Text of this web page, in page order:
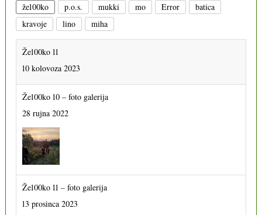
že100ko p.o.s. mukki mo Error
batica
kravoje
lino miha
Že100ko 11
10 kolovoza 2023
Že100ko 10 – foto galerija
28 rujna 2022
Že100ko 11 – foto galerija
13 prosinca 2023